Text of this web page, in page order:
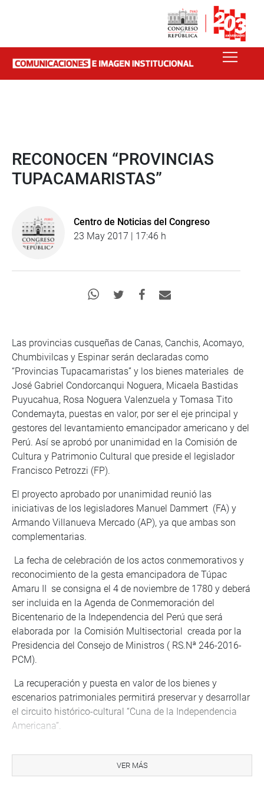
RECONOCEN “PROVINCIAS
TUPACAMARISTAS”
Centro de Noticias del Congreso
23 May 2017 | 17:46 h
Las provincias cusqueñas de Canas, Canchis, Acomayo,
Chumbivilcas y Espinar serán declaradas como
“Provincias Tupacamaristas” y los bienes materiales de
José Gabriel Condorcanqui Noguera, Micaela Bastidas
Puyucahua, Rosa Noguera Valenzuela y Tomasa Tito
Condemayta, puestas en valor, por ser el eje principal y
gestores del levantamiento emancipador americano y del
Perú. Así se aprobó por unanimidad en la Comisión de
Cultura y Patrimonio Cultural que preside el legislador
Francisco Petrozzi (FP).
El proyecto aprobado por unanimidad reunió las
iniciativas de los legisladores Manuel Dammert (FA) y
Armando Villanueva Mercado (AP), ya que ambas son
complementarias.
La fecha de celebración de los actos conmemorativos y
reconocimiento de la gesta emancipadora de Túpac
Amaru II se consigna el 4 de noviembre de 1780 y deberá
ser incluida en la Agenda de Conmemoración del
Bicentenario de la Independencia del Perú que será
elaborada por la Comisión Multisectorial creada por la
Presidencia del Consejo de Ministros ( RS.Nª 246-2016-
PCM).
La recuperación y puesta en valor de los bienes y
escenarios patrimoniales permitirá preservar y desarrollar
el circuito histórico-cultural “Cuna de la Independencia
Americana”.
intangibilidad y reconocimiento como área natural
protegida, los bosques de piedra de Negropampa,
VER MÁS